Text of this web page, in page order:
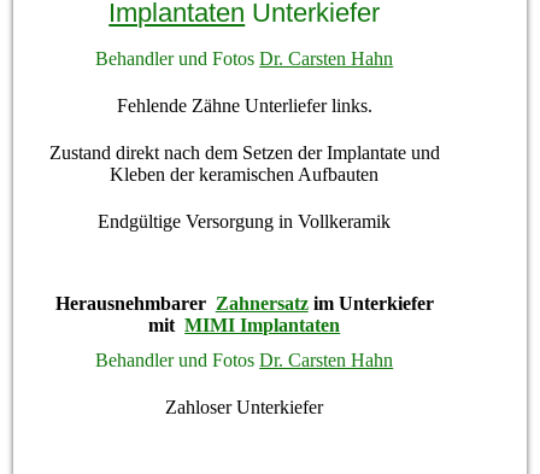
Implantaten Unterkiefer
Behandler und FotosDr. Carsten Hahn
Fehlende Zähne Unterliefer links.
Zustand direkt nach dem Setzen der Implantate und
Kleben der keramischen Aufbauten
Endgültige Versorgung in Vollkeramik
Herausnehmbarer Zahnersatzim Unterkiefer
mitMIMI Implantaten
Behandler und FotosDr. Carsten Hahn
Zahloser Unterkiefer